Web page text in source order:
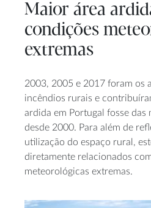
Maior área
condições
extremas
2003, 2005 e 2017 foram os
incêndios rurais e
ardida em Portugal fosse das
desde 2000. Para além de
utilização do espaço rural,
diretamente relacionados
meteorológicas extremas.